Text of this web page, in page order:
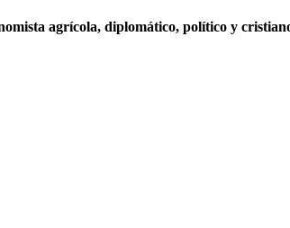
agrícola, diplomático, político y